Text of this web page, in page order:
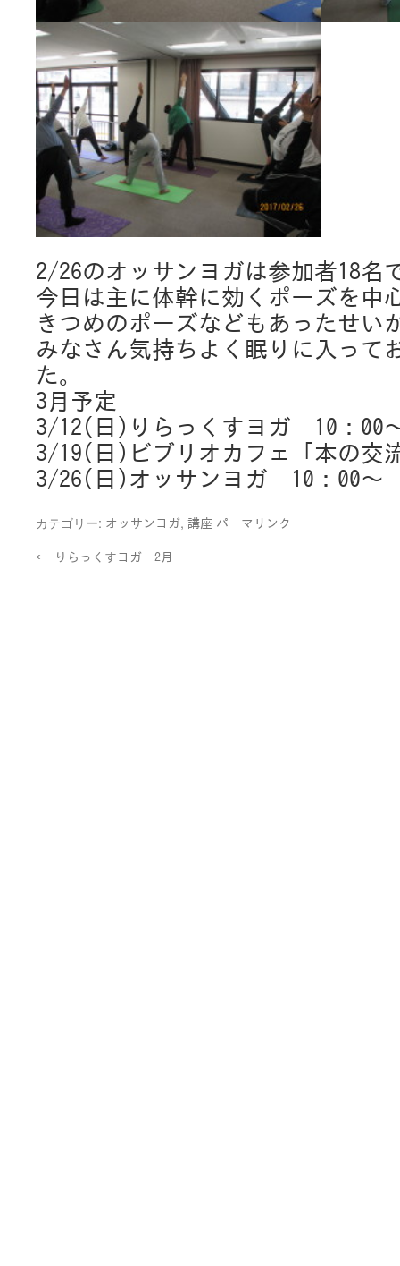
2/26のオッサンヨガは参加者18名
今日は主に体幹に効くポーズを中
きつめのポーズなどもあったせい
みなさん気持ちよく眠りに入って
た。
3月予定
3/12(日)りらっくすヨガ 10：00
3/19(日)ビブリオカフェ「本の交
3/26(日)オッサンヨガ 10：00～
カテゴリー: オッサンヨガ, 講座 パーマリンク
← りらっくすヨガ 2月